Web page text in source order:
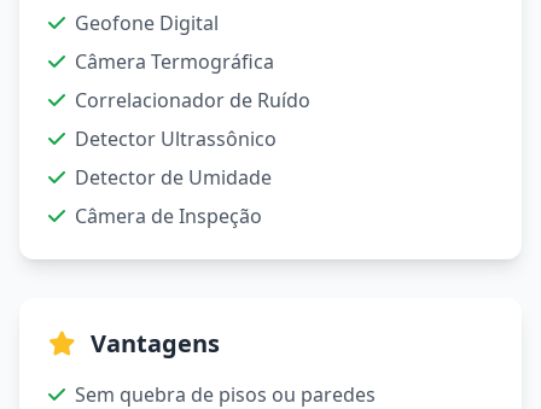
Geofone Digital
Câmera Termográfica
Correlacionador de Ruído
Detector Ultrassônico
Detector de Umidade
Câmera de Inspeção
Vantagens
Sem quebra de pisos ou paredes